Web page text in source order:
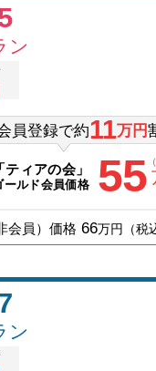
ン
員登録で約11万円
「ティアの会」
ールド会員価格 55
会員）価格 66万円（税
ン